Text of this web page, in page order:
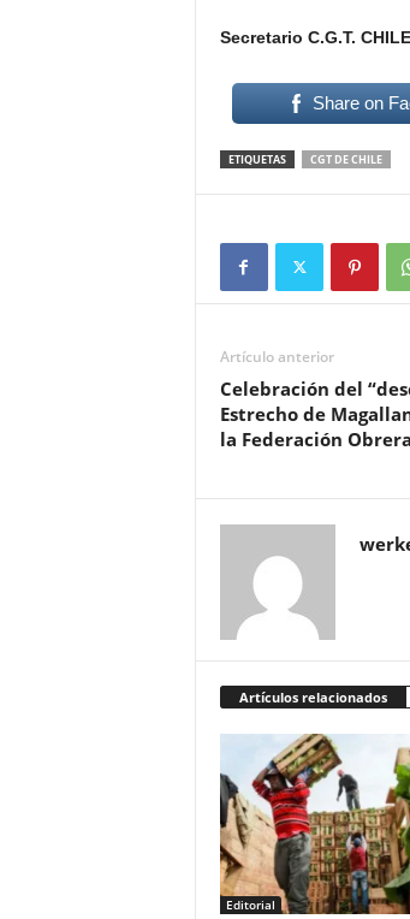
Secretario C.G.T. CHILE
Share on
ETIQUETAS CGT DE CHILE
Artículo anterior
Celebración del
Estrecho de
la Federación
Artículos relacionados
Editorial